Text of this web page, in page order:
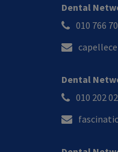
Dental
010 766
Dental
010 202